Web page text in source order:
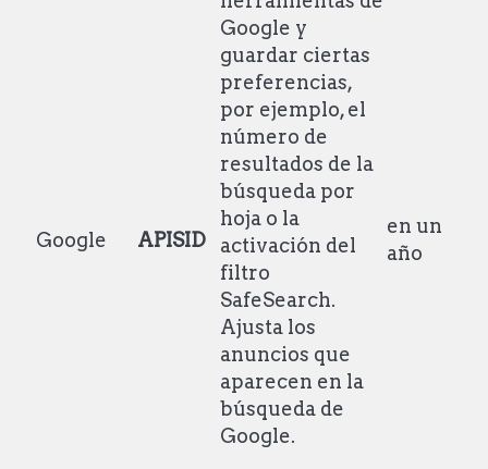
Google APISID
Google y
guardar ciertas
preferencias,
por ejemplo, el
número de
resultados de la
búsqueda por
hoja o la
activación del
filtro
SafeSearch.
Ajusta los
anuncios que
aparecen en la
búsqueda de
Google.
en un
año